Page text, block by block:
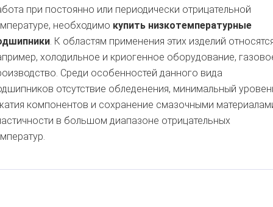
при постоянно или периодически отрицательной
необходимо купить низкотемпературные
. К областям применения этих изделий
холодильное и криогенное оборудование,
Среди особенностей данного вида
отсутствие обледенения, минимальный
компонентов и сохранение смазочными
в большом диапазоне отрицательных